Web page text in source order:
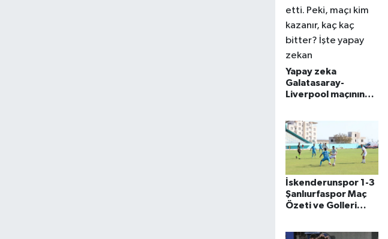
Yapay zeka
Galatasaray-
Liverpool maçının
kazanır, kaç kaç
bitter? İşte yapay
zekan
İskenderunspor 1-3
Şanlıurfaspor Maç
Özeti ve Golleri